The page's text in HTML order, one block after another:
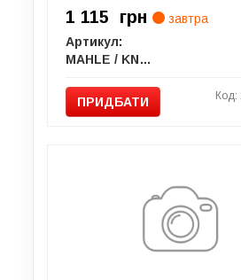
1 115 грн
завтра
Артикул:
MAHLE / KNECHT
ПРИДБАТИ Код: